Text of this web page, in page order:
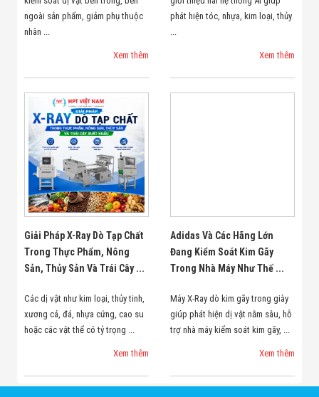
ngoài sản phẩm, giảm phụ thuộc
nhân ...
Xem thêm
phát hiện tóc, nhựa, kim loại, thủy
Xem thêm
Giải Pháp X-Ray Dò Tạp Chất
Trong Thực Phẩm, Nông
Sản, Thủy Sản Và Trái Cây ...
Các dị vật như kim loại, thủy tinh,
xương cá, đá, nhựa cứng, cao su
hoặc các vật thể có tỷ trọng ...
Xem thêm
Adidas Và Các Hãng Lớn
Đang Kiểm Soát Kim Gãy
Trong Nhà Máy Như Thế ...
Máy X-Ray dò kim gãy trong giày
giúp phát hiện dị vật nằm sâu, hỗ
trợ nhà máy kiểm soát kim gãy, ...
Xem thêm